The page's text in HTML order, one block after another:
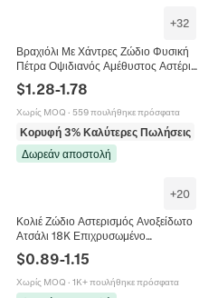
+32
Βραχιόλι Με Χάντρες Ζώδιο Φυσική
Πέτρα Οψιδιανός Αμέθυστος Αστέρι
Δώρο
$1.28-1.78
Χωρίς MOQ · 559 πουλήθηκε πρόσφατα
Κορυφή 3% Καλύτερες Πωλήσεις
Δωρεάν αποστολή
+20
Κολιέ Ζώδιο Αστερισμός Ανοξείδωτο
Ατσάλι 18K Επιχρυσωμένο
Μενταγιόν Γράμμα Παλαιά Αγγλικά
Μόδα Κοσμήματα Γυναικεία
$0.89-1.15
Χωρίς MOQ · 1K+ πουλήθηκε πρόσφατα